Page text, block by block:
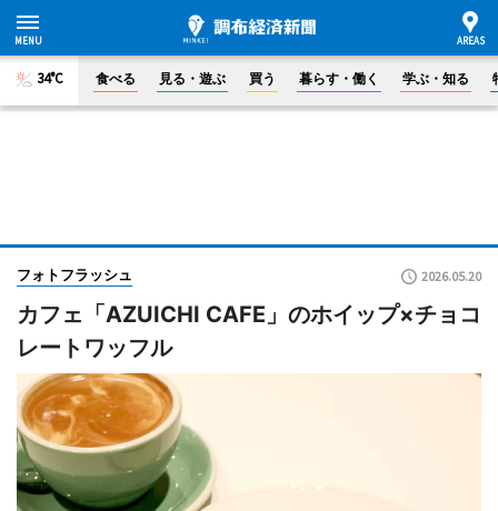
34°C 食べる 見る・遊ぶ 買う 暮らす・働く 学ぶ・知る
フォトフラッシュ 2026.05.20
カフェ「AZUICHI CAFE」のホイップ×チョコ
レートワッフル